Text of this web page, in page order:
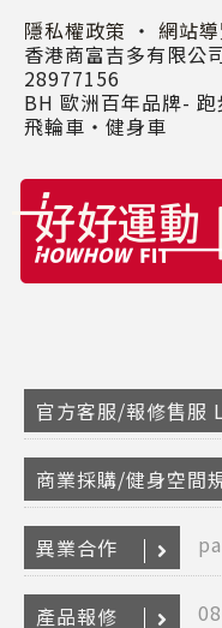
隱私權政策 ・ 網站
香港商富吉多有限公
28977156
BH 歐洲百年品牌-
飛輪車‧健身車
官方客服/報修售服
商業採購/健身空間
異業合作
產品報修